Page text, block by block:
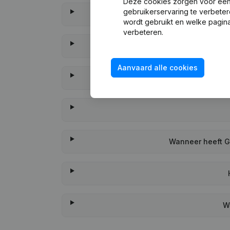
Wanneer heeft
gebruikerservaring te
wordt gebruikt en welke
verbeteren.
Aanvaard alle cookies